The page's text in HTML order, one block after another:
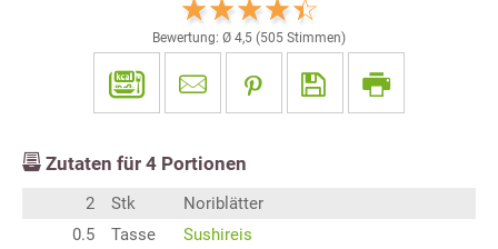
Bewertung: Ø 4,5 (505 Stimmen)
Zutaten für 4 Portionen
2 Stk
Noriblätter
0.5
Tasse
Sushireis